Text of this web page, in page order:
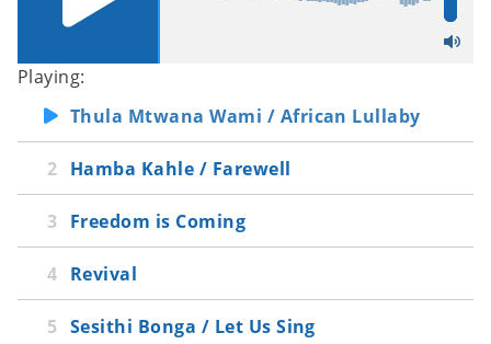
Revival
Freedom is coming
Playing:
Thula Mtwana Wami / African Lullaby
Hamba Kahle / Farewell
Freedom is Coming
Revival
Sesithi Bonga / Let Us Sing